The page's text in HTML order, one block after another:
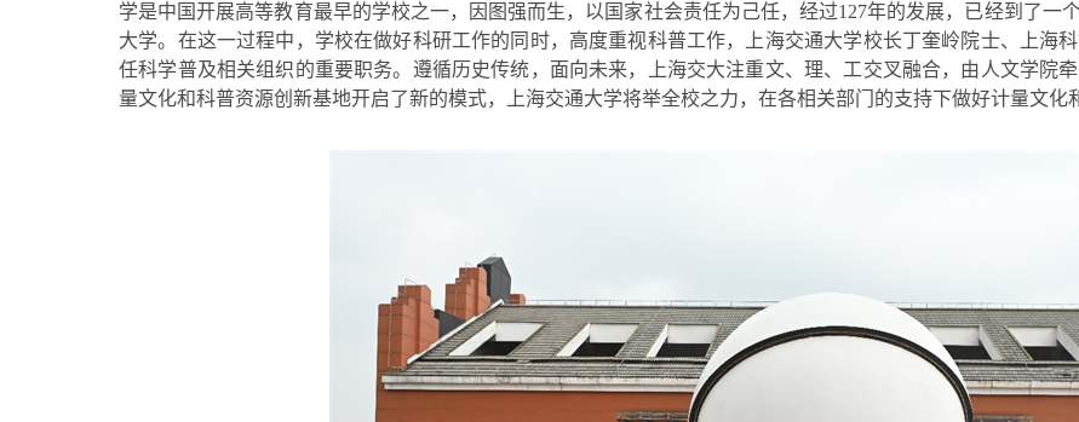
学是中国开展高等教育最早的学校之一，因图强而生，以国家社会责任为己任，经过127年的发展，已经到了一
大学。在这一过程中，学校在做好科研工作的同时，高度重视科普工作，上海交通大学校长丁奎岭院士、上海
任科学普及相关组织的重要职务。遵循历史传统，面向未来，上海交大注重文、理、工交叉融合，由人文学院
量文化和科普资源创新基地开启了新的模式，上海交通大学将举全校之力，在各相关部门的支持下做好计量文化